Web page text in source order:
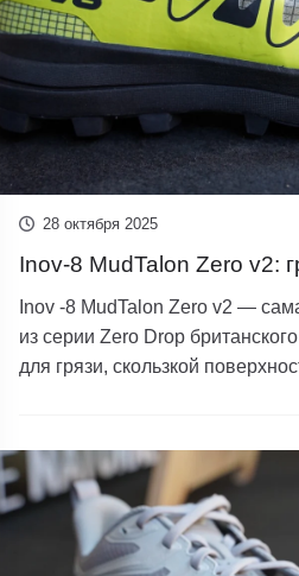
28 октября 2025
Inov-8 MudTalon Zero v2:
Inov -8 MudTalon Zero v2 —
из серии Zero Drop
для грязи, скользкой